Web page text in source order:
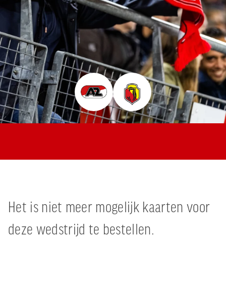
Jong AZ
Seizoenkaart
Het is niet meer mogelijk kaarten voor
deze wedstrijd te bestellen.